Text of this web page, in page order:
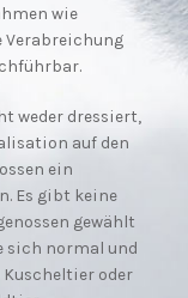
wie
Verabreichung
weder dressiert,
auf den
ein
Es gibt keine
gewählt
sich normal und
oder